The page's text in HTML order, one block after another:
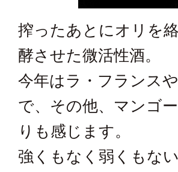
搾ったあとにオリを
酵させた微活性酒。
今年はラ・フランス
で、その他、マンゴ
りも感じます。
強くもなく弱くもな